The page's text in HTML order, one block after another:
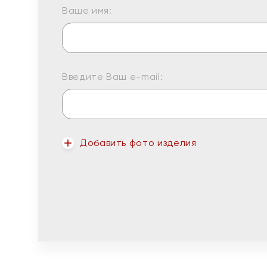
Ваше имя:
Введите Ваш e-mail:
Добавить фото изделия